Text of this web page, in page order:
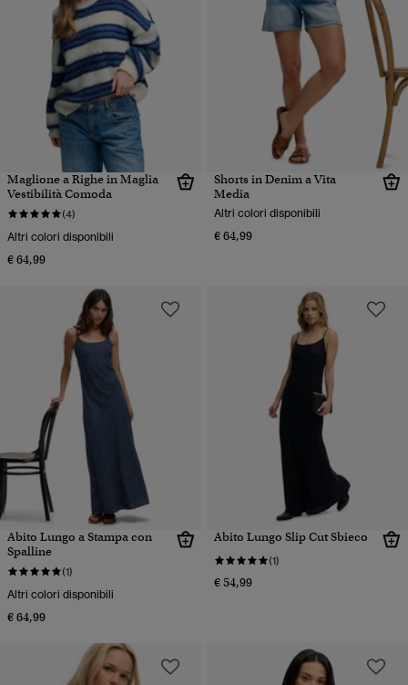
Maglione a Righe in Maglia
Vestibilità Comoda
(4)
Altri colori disponibili
€ 64,99
Shorts in Denim a Vita
Media
Altri colori disponibili
€ 64,99
Abito Lungo a Stampa con
Spalline
(1)
Altri colori disponibili
€ 64,99
Abito Lungo Slip Cut Sbieco
(1)
€ 54,99